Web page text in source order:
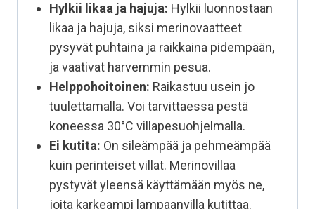
Hylkii likaa ja hajuja: Hylkii luonnostaan
likaa ja hajuja, siksi merinovaatteet
pysyvät puhtaina ja raikkaina pidempään,
ja vaativat harvemmin pesua.
Helppohoitoinen: Raikastuu usein jo
tuulettamalla. Voi tarvittaessa pestä
koneessa 30°C villapesuohjelmalla.
Ei kutita: On sileämpää ja pehmeämpää
kuin perinteiset villat. Merinovillaa
pystyvät yleensä käyttämään myös ne,
joita karkeampi lampaanvilla kutittaa.